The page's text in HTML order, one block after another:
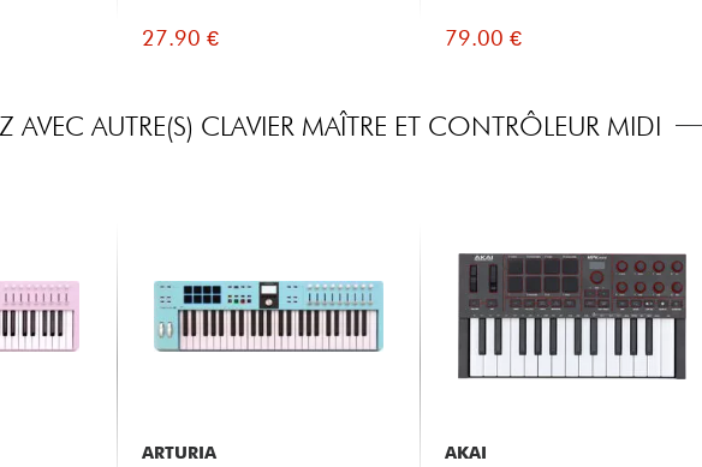
27.90 € 79.00 €
AVEC AUTRE(S) CLAVIER MAÎTRE ET CONTRÔLEUR MIDI
ARTURIA
AKAI